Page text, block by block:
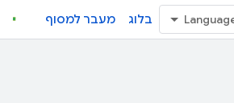
בלוג מעבר למסוף